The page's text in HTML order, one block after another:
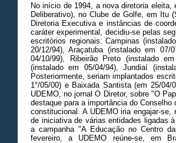
No início de 1994, a nova diretoria eleita,
Deliberativo), no Clube de Golfe, em Itu
Diretoria Executiva e instâncias de
caráter experimental, decidiu-se pelas
escritórios regionais: Campinas
20/12/94), Araçatuba (instalado em
04/10/99), Ribeirão Preto (instalado
(instalado em 05/04/94), Jundiaí
Posteriormente, seriam implantados
1°/05/00) e Baixada Santista (em 25/
UDEMO, no jornal O Diretor, sobre "O
destaque para a importância do
constitucional. A UDEMO iria engajar-
de iniciativa de várias entidades ligadas
a campanha "A Educação no Centro
fevereiro, a UDEMO reúne-se, em